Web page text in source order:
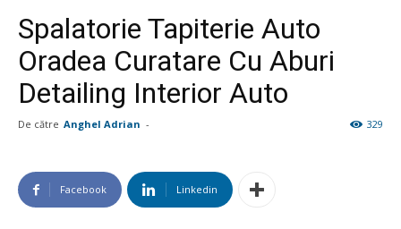
Spalatorie Tapiterie Auto
Oradea Curatare Cu Aburi
Detailing Interior Auto
De către Anghel Adrian - 329
Facebook Linkedin